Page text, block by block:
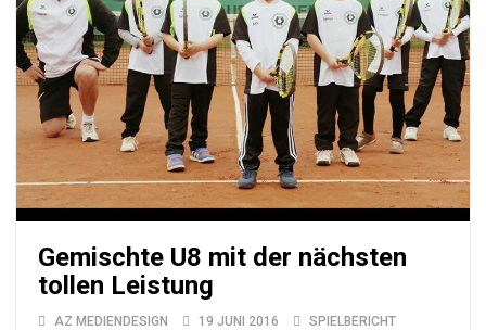
Gemischte U8 mit der nächsten
tollen Leistung
AZ MEDIENDESIGN 19 JUNI 2016 SPIELBERICHT